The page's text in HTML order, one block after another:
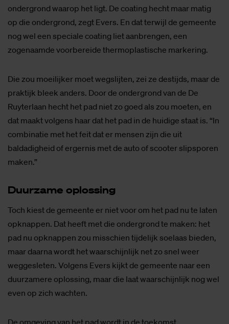
ondergrond waarop het ligt. De coating hecht maar matig
op die ondergrond, zegt Evers. En dat terwijl de gemeente
nog wel een speciale coating liet aanbrengen, een
zogenaamde voorbereide thermoplastische markering.
Die zou moeilijker moet wegslijten, zei ze destijds, maar de
praktijk bleek anders. Door de ondergrond van de De
Ruyterlaan hecht het pad niet zo goed als zou moeten, en
dat maakt volgens haar dat het pad in de huidige staat is. “In
combinatie met het feit dat er mensen zijn die uit
baldadigheid of ergernis met de auto of scooter slipsporen
maken.”
Duur­za­me op­los­sing
Toch kiest de gemeente er niet voor om het pad nu te laten
opknappen. Dat heeft met die ondergrond te maken: het
pad nu opknappen zou misschien tijdelijk soelaas bieden,
maar daarna wordt het waarschijnlijk net zo snel weer
weggesleten. Volgens Evers kijkt de gemeente naar een
duurzamere oplossing, maar die laat waarschijnlijk nog wel
even op zich wachten.
De omgeving van het pad wordt in de toekomst